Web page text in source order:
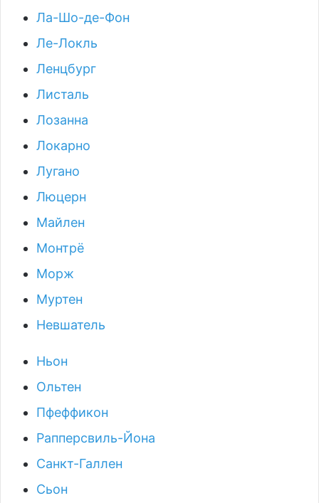
Ла-Шо-де-Фон
Ле-Локль
Ленцбург
Листаль
Лозанна
Локарно
Лугано
Люцерн
Майлен
Монтрё
Морж
Муртен
Невшатель
Ньон
Ольтен
Пфеффикон
Рапперсвиль-Йона
Санкт-Галлен
Сьон